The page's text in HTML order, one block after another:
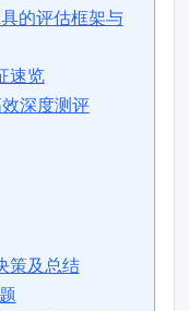
的评估框架与
速览
深度测评
策及总结